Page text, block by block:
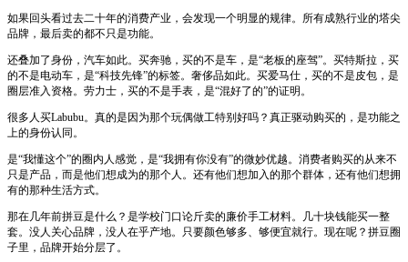
如果回头看过去二十年的消费产业，会发现一个明显的规律。所有成熟行业的塔尖
品牌，最后卖的都不只是功能。
还叠加了身份，汽车如此。买奔驰，买的不是车，是“老板的座驾”。买特斯拉，买
的不是电动车，是“科技先锋”的标签。奢侈品如此。买爱马仕，买的不是皮包，是
圈层准入资格。劳力士，买的不是手表，是“混好了的”的证明。
很多人买Labubu。真的是因为那个玩偶做工特别好吗？真正驱动购买的，是功能之
上的身份认同。
是“我懂这个”的圈内人感觉，是“我拥有你没有”的微妙优越。消费者购买的从来不
只是产品，而是他们想成为的那个人。还有他们想加入的那个群体，还有他们想拥
有的那种生活方式。
那在几年前拼豆是什么？是学校门口论斤卖的廉价手工材料。几十块钱能买一整
套。没人关心品牌，没人在乎产地。只要颜色够多、够便宜就行。现在呢？拼豆圈
子里，品牌开始分层了。